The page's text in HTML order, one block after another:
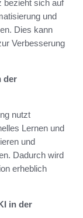
bezieht sich auf
und
Dies kann
Verbesserung
der
nutzt
Lernen und
und
Dadurch wird
erheblich
in der